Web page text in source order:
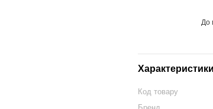
До
Характеристики
Код товару